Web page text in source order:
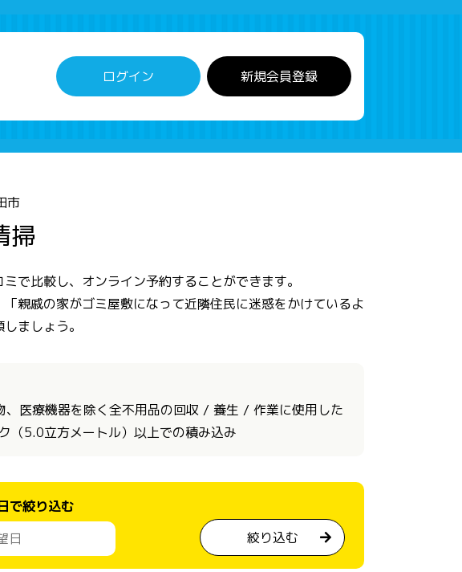
ログイン 新規会員登録
市
掃
で比較し、オンライン予約することができます。
親戚の家がゴミ屋敷になって近隣住民に迷惑をかけているよ
ましょう。
医療機器を除く全不用品の回収 / 養生 / 作業に使用した
（5.0立方メートル）以上での積み込み
で絞り込む
絞り込む